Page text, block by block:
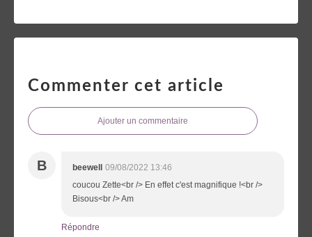
Commenter cet article
Ajouter un commentaire
B beewell 09/08/2022 13:46
coucou Zette<br /> En effet c'est magnifique !<br />
Bisous<br /> Am
Répondre